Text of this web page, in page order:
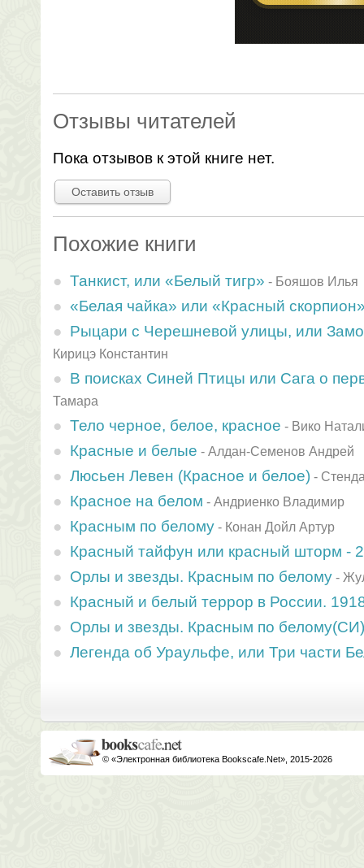
Отзывы читателей
Пока отзывов к этой книге нет.
Оставить отзыв
Похожие книги
Танкист, или «Белый тигр» - Бояшов Илья
«Белая чайка» или «Красный
Рыцари с Черешневой улицы, или
Кирицэ Константин
В поисках Синей Птицы или Сага о
Тамара
Тело черное, белое, красное - Вико
Красные и белые - Алдан-Семенов Андрей
Люсьен Левен (Красное и белое) -
Красное на белом - Андриенко Владимир
Красным по белому - Конан Дойл Артур
Красный тайфун или красный шторм - 2
Орлы и звезды. Красным по белому -
Красный и белый террор в России.
Орлы и звезды. Красным по белому(СИ)
Легенда об Ураульфе, или Три части
© «Электронная библиотека Bookscafe.Net», 2015-2026